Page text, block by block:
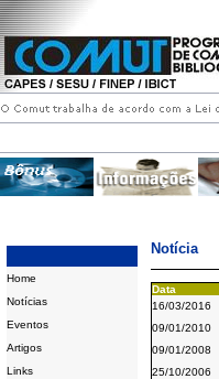
Home
Notícias
Eventos
Artigos
Links
Notícia
Data
16/03/2016
09/01/2010
09/01/2008
25/10/2006